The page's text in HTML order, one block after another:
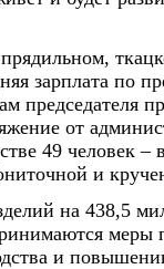
зарплата по
председателя
от
49 человек –
и
на 438,5
меры
и